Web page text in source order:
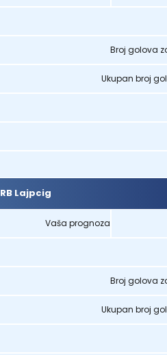
Broj golova
Ukupan broj
RB Lajpcig
Vaša prognoza
Broj golova
Ukupan broj